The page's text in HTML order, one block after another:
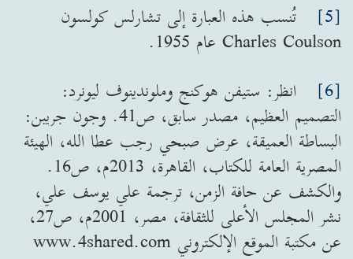
[5]
تُنسب هذه العبارة إلى تشارلس كولسون
Charles Coulson عام 1955.
[6]
انظر: ستيفن هوكنج وملوندينوف ليونرد:
التصميم العظيم، مصدر سابق، ص41. وجون جريبن:
البساطة العميقة، عرض صبحي رجب عطا الله، الهيئة
المصرية العامة للكتاب، القاهرة، 2013م، ص16.
والكشف عن حافة الزمن، ترجمة علي يوسف علي،
نشر المجلس الأعلى للثقافة، مصر، 2001م، ص27،
عن مكتبة الموقع الإلكتروني www.4shared.com